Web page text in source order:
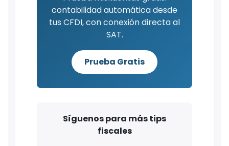
contabilidad automática desde
tus CFDI, con conexión directa al
SAT.
Prueba Gratis
Síguenos para más tips
fiscales